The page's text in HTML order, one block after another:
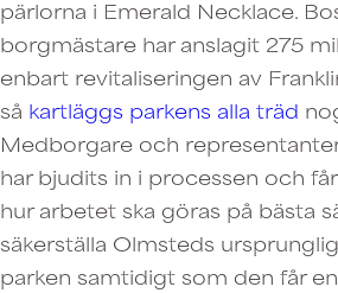
pärlorna i Emerald Necklace.
borgmästare har anslagit 275
enbart revitaliseringen av
så kartläggs parkens alla träd
Medborgare och
har bjudits in i processen och
hur arbetet ska göras på bästa
säkerställa Olmsteds
parken samtidigt som den får